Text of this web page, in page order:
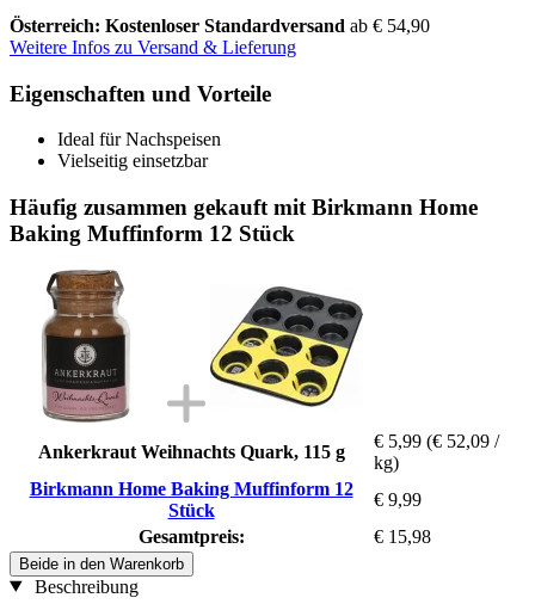
Österreich: Kostenloser Standardversand ab € 54,90
Weitere Infos zu Versand & Lieferung
Eigenschaften und Vorteile
Ideal für Nachspeisen
Vielseitig einsetzbar
Häufig zusammen gekauft mit Birkmann Home
Baking Muffinform 12 Stück
Ankerkraut Weihnachts Quark, 115 g
€ 5,99 (€ 52,09 /
kg)
Birkmann Home Baking Muffinform 12
Stück
€ 9,99
Gesamtpreis:
€ 15,98
Beide in den Warenkorb
Beschreibung